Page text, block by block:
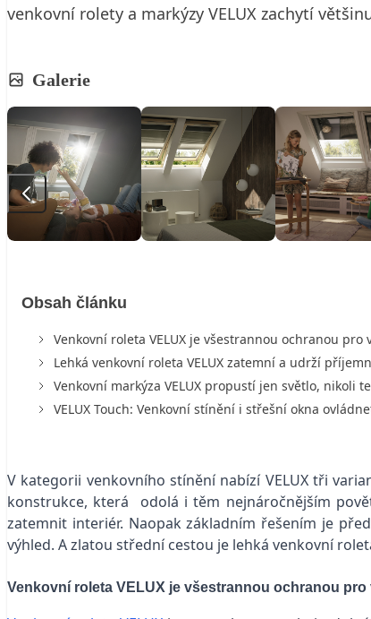
venkovní rolety a markýzy VELUX zachytí
Galerie
Obsah článku
Venkovní roleta VELUX je všestrannou ochranou
Lehká venkovní roleta VELUX zatemní a udrží
Venkovní markýza VELUX propustí jen světlo, nikoli
VELUX Touch: Venkovní stínění i střešní okna
V kategorii venkovního stínění nabízí VELUX tři
konstrukce, která odolá i těm nejnáročnějším
zatemnit interiér. Naopak základním řešením je
výhled. A zlatou střední cestou je lehká venkovní
Venkovní roleta VELUX je všestrannou ochranou